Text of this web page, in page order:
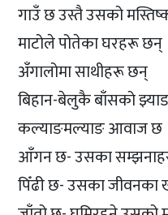
गाउँ छ उस्तै उसको
माटोले पोतेका घरहरू छन्
अँगालोमा साथीहरू छन्
बिहान-बेलुकै बाँसको
कल्याङमल्याङ आवाज छ
आँगन छ- उसका
पिँढी छ- उसका